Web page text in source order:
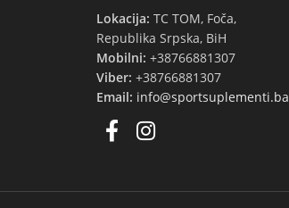
Lokacija: TC TOM, Foča,
Republika Srpska, BiH
Mobilni: +38766881307
Viber: +38766881307
Email: info@sportsuplementi.ba